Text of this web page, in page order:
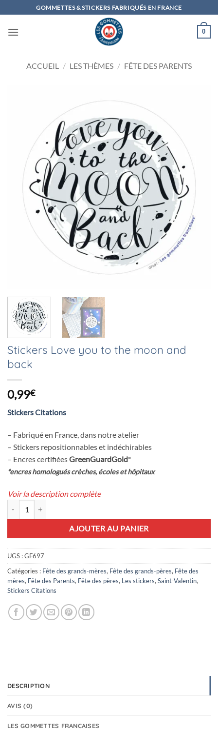
au
contenu
GOMMETTES & STICKERS FABRIQUÉS EN FRANCE
0
ACCUEIL / LES THÈMES / FÊTE DES PARENTS
Stickers Love you to the moon and
back
0,99€
Stickers Citations
– Fabriqué en France, dans notre atelier
– Stickers repositionnables et indéchirables
– Encres certifiéesGreenGuardGold*
*encres homologués crèches, écoles et hôpitaux
Voir la description complète
AJOUTER AU PANIER
UGS :GF697
Catégories : Fête des grands-mères, Fête des grands-pères, Fête des
mères, Fête des Parents, Fête des pères, Les stickers,Saint-Valentin,
Stickers Citations
DESCRIPTION
AVIS (0)
LES GOMMETTES FRANCAISES